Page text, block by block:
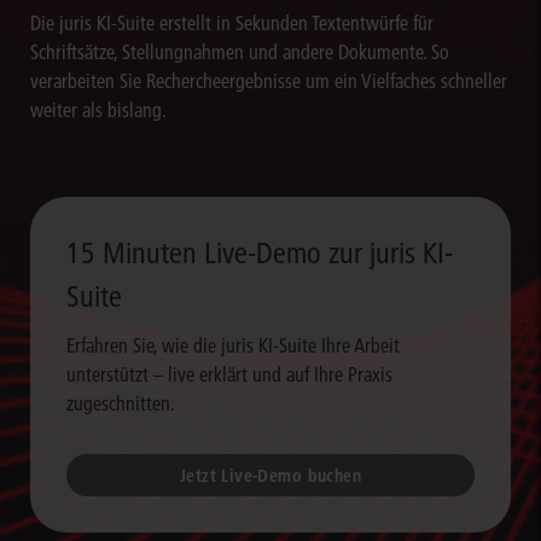
Die juris KI-Suite erstellt in Sekunden Textentwürfe für
Schriftsätze, Stellungnahmen und andere Dokumente. So
verarbeiten Sie Rechercheergebnisse um ein Vielfaches schneller
weiter als bislang.
15 Minuten Live-Demo zur juris KI-
Suite
Erfahren Sie, wie die juris KI-Suite Ihre Arbeit
unterstützt – live erklärt und auf Ihre Praxis
zugeschnitten.
Jetzt Live-Demo buchen